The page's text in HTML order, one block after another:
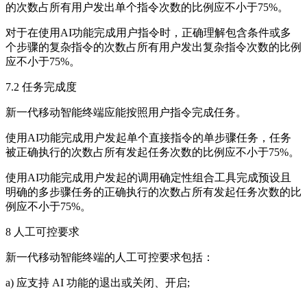
的次数占所有用户发出单个指令次数的比例应不小于75%。
对于在使用AI功能完成用户指令时，正确理解包含条件或多
个步骤的复杂指令的次数占所有用户发出复杂指令次数的比例
应不小于75%。
7.2 任务完成度
新一代移动智能终端应能按照用户指令完成任务。
使用AI功能完成用户发起单个直接指令的单步骤任务，任务
被正确执行的次数占所有发起任务次数的比例应不小于75%。
使用AI功能完成用户发起的调用确定性组合工具完成预设且
明确的多步骤任务的正确执行的次数占所有发起任务次数的比
例应不小于75%。
8 人工可控要求
新一代移动智能终端的人工可控要求包括：
a) 应支持 AI 功能的退出或关闭、开启;